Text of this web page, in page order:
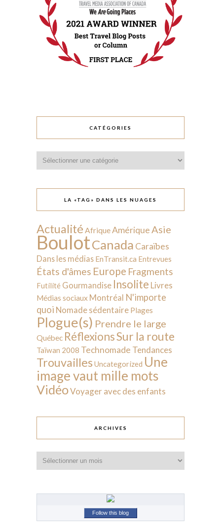
CATÉGORIES
LA «TAG» DANS LES NUAGES
Actualité AfriqueAmérique Asie
BoulotCanada Caraïbes
Dans les médias EnTransit.ca Entrevues
États d'âmes Europe Fragments
Futilité Gourmandise Insolite Livres
Médias sociaux Montréal N'importe
quoi Nomade sédentaire Plages
Plogue(s) Prendre le large
Québec RéflexionsSur la route
Taïwan 2008 Technomade Tendances
Trouvailles Uncategorized Une
image vaut mille mots
VidéoVoyager avec des enfants
ARCHIVES
Follow this blog